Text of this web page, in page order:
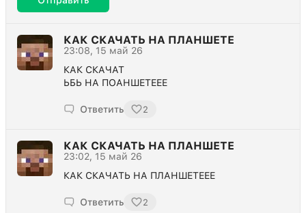
КАК СКАЧАТЬ НА ПЛАНШЕТЕ
23:08, 15 май 26
КАК СКАЧАТ
ЬБЬ НА ПОАНШЕТЕЕЕ
Ответить 2
КАК СКАЧАТЬ НА ПЛАНШЕТЕ
23:02, 15 май 26
КАК СКАЧАТЬ НА ПЛАНШЕТЕЕЕ
Ответить 2